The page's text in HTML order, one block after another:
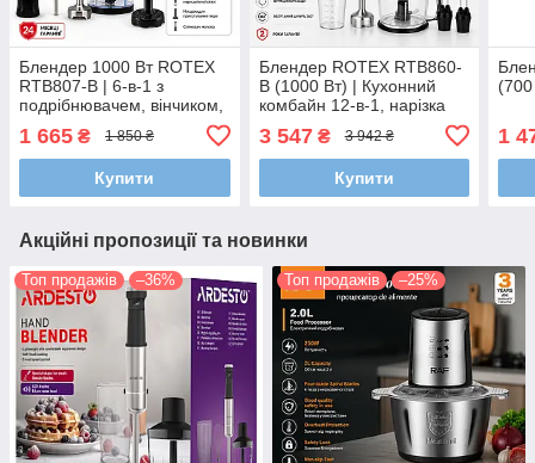
Блендер 1000 Вт ROTEX
RTB807-B | 6-в-1 з
подрібнювачем, вінчиком,
спінювачем молока
1 665 ₴ 1 850 ₴
Купити
Блендер ROTEX RTB860-
B (1000 Вт) | Кухонний
комбайн 12-в-1, нарізка
тістоміс, Ice Crush
3 547₴ 3 942 ₴
Купити
1
Акційні пропозиції та новинки
Топ продажів –36% Топ продажів –25%